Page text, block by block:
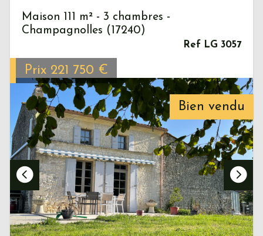
Bien vendu
Maison 111 m² - 3 chambres -
Champagnolles (17240)
Ref LG 3057
Prix 221 750 €